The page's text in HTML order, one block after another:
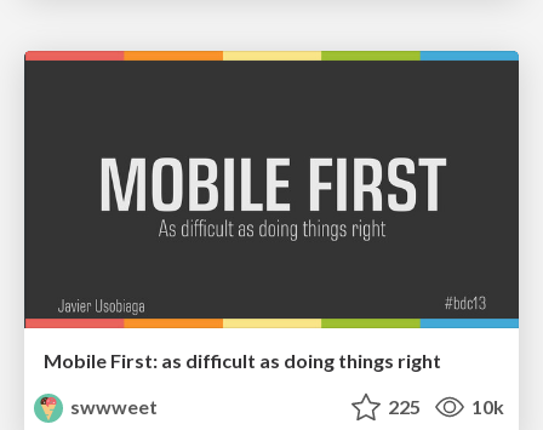
Mobile First: as difficult as doing things right
swwweet
225 10k